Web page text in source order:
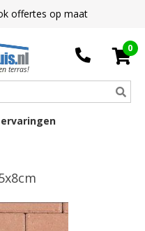
offertes op maat
terras!
0
ervaringen